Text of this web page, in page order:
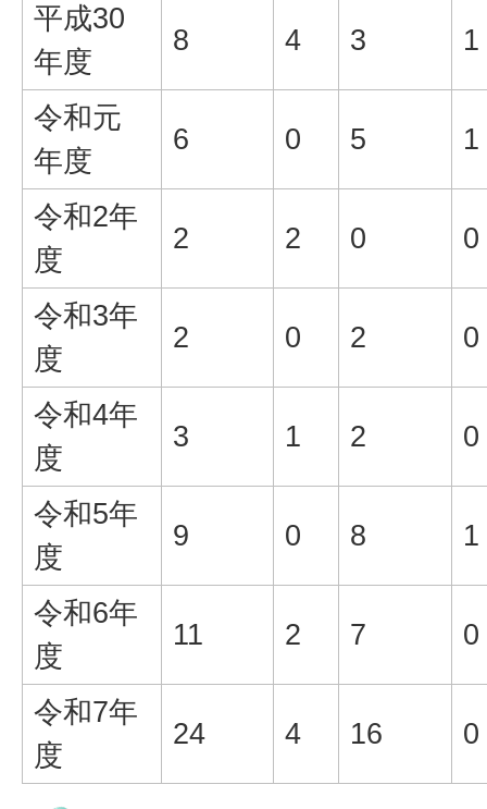
平成30
年度
8 4 3 1
令和元
年度
6 0 5 1
令和2年
度
2 2 0 0
令和3年
度
2 0 2 0
令和4年
度
3 1 2 0
令和5年
度
9 0 8 1
令和6年
度
11 2 7 0
令和7年
度
24 4 16 0